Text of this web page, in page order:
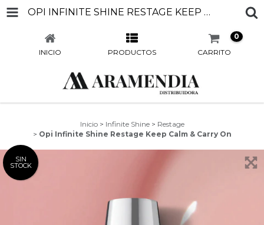
OPI INFINITE SHINE RESTAGE KEEP CALM & CARRY ON
INICIO PRODUCTOS CARRITO
0
Inicio > Infinite Shine > Restage
> Opi Infinite Shine Restage Keep Calm & Carry On
SIN
STOCK